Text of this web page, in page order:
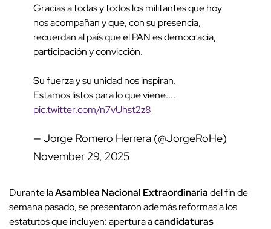
Gracias a todas y todos los militantes que hoy
nos acompañan y que, con su presencia,
recuerdan al país que el PAN es democracia,
participación y convicción.
Su fuerza y su unidad nos inspiran.
Estamos listos para lo que viene....
pic.twitter.com/n7vUhst2z8
— Jorge Romero Herrera (@JorgeRoHe)
November 29, 2025
Durante laAsamblea Nacional Extraordinariadel fin de
semana pasado, se presentaron además reformas a los
estatutos que incluyen: apertura acandidaturas